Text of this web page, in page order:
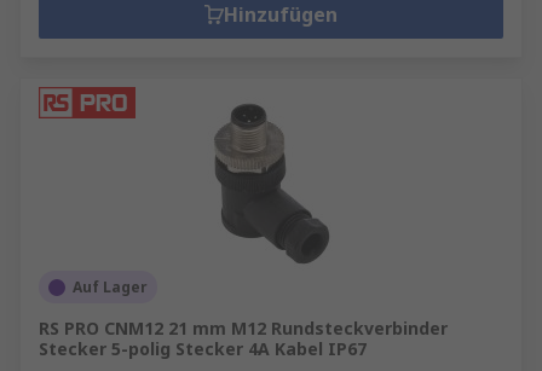
Hinzufügen
Auf Lager
RS PRO CNM12 21 mm M12 Rundsteckverbinder
Stecker 5-polig Stecker 4A Kabel IP67